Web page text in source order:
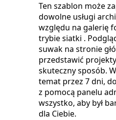
Ten szablon może
dowolne usługi
względu na galerię
trybie siatki .
suwak na stronie
przedstawić
skuteczny sposób.
temat przez 7 dni,
z pomocą panelu
wszystko, aby był
dla Ciebie.